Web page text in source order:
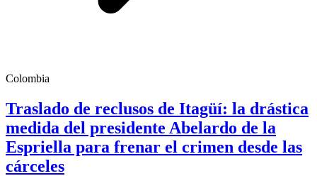
Colombia
Traslado de reclusos de Itagüí: la drástica
medida del presidente Abelardo de la
Espriella para frenar el crimen desde las
cárceles